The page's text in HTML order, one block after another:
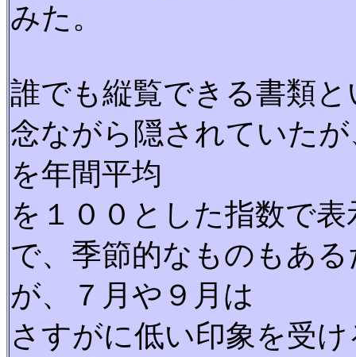
みた。
誰でも縦覧できる書類
念ながら隠されていた
を年間平均
を１００とした指数で
で、季節的なものもあ
が、７月や９月は
さすがに低い印象を受